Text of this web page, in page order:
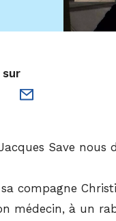
sur
Save nous
compagne
médecin, à un